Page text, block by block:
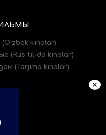
(O'zbek kinolar)
(Rus tilida kinolar)
(Tarjima kinolar)
✕